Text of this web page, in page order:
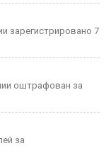
зарегистрировано 7
оштрафован за
за